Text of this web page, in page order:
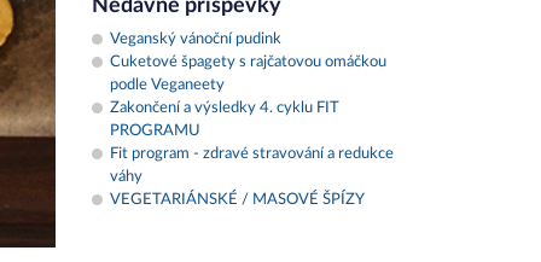
Nedávné příspěvky
Veganský vánoční pudink
Cuketové špagety s rajčatovou omáčkou
podle Veganeety
Zakončení a výsledky 4. cyklu FIT
PROGRAMU
Fit program - zdravé stravování a redukce
váhy
VEGETARIÁNSKÉ / MASOVÉ ŠPÍZY